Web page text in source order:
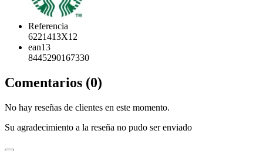
Referencia
6221413X12
ean13
8445290167330
Comentarios (0)
No hay reseñas de clientes en este momento.
Su agradecimiento a la reseña no pudo ser enviado